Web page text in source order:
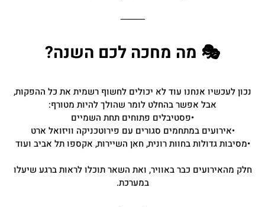
⸻
🎭 מה מחכה לכם השנה?
נכון לעכשיו אנחנו עוד לא יכולים לחשוף רשמית את כל ההפקות,
אבל אפשר בהחלט לומר שהולך להיות מטורף:
•פסטיבלים פתוחים תחת השמיים
•אירועים במתחמים סגורים עם פירוטכניקה וויזואל ארט
•מסיבות גדולות בחוות רונית, חאן השיירות, אקספו תל אביב ועוד
חלק מהאירועים כבר באוויר, ואת השאר תוכלו לראות ברגע שיעלו
במערכת.